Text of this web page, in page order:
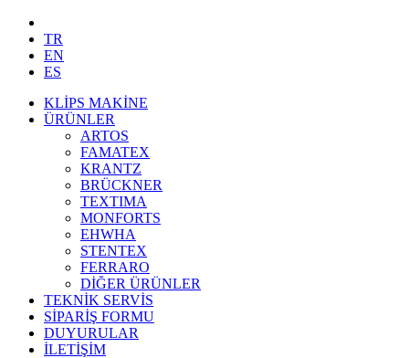
TR
EN
ES
KLİPS MAKİNE
ÜRÜNLER
ARTOS
FAMATEX
KRANTZ
BRÜCKNER
TEXTIMA
MONFORTS
EHWHA
STENTEX
FERRARO
DİĞER ÜRÜNLER
TEKNİK SERVİS
SİPARİŞ FORMU
DUYURULAR
İLETİŞİM